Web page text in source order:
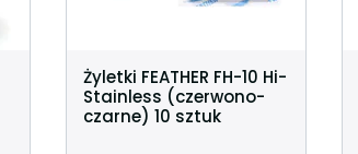
Żyletki FEATHER FH-10 Hi-
Stainless (czerwono-
czarne) 10 sztuk